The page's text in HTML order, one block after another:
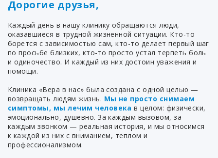
Дорогие друзья,
Каждый день в нашу клинику обращаются люди,
оказавшиеся в трудной жизненной ситуации. Кто-то
борется с зависимостью сам, кто-то делает первый шаг
по просьбе близких, кто-то просто устал терпеть боль
и одиночество. И каждый из них достоин уважения и
помощи.
Клиника «Вера в нас» была создана с одной целью —
возвращать людям жизнь. Мы не просто снимаем
симптомы, мы лечим человека в целом: физически,
эмоционально, душевно. За каждым вызовом, за
каждым звонком — реальная история, и мы относимся
к каждой из них с вниманием, теплом и
профессионализмом.